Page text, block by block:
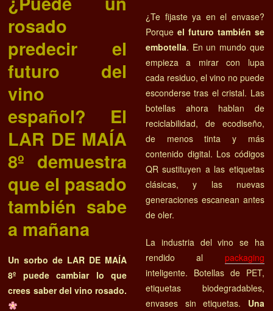
rosado
predecir el
futuro del
vino
español? El
LAR DE MAÍA
8º demuestra
que el pasado
también sabe
a mañana
Un sorbo de LAR DE MAÍA
8º puede cambiar lo que
crees saber del vino rosado.
¿Te fijaste ya en el envase?
Porque el futuro también se
embotella. En un mundo que
empieza a mirar con lupa
cada residuo, el vino no puede
esconderse tras el cristal. Las
botellas ahora hablan de
reciclabilidad, de ecodiseño,
de menos tinta y más
contenido digital. Los códigos
QR sustituyen a las etiquetas
clásicas, y las nuevas
generaciones escanean antes
de oler.
La industria del vino se ha
rendido al packaging
inteligente. Botellas de PET,
etiquetas biodegradables,
envases sin etiquetas. Una